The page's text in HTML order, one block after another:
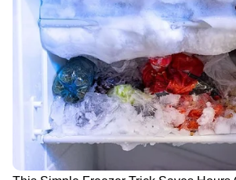
പിന്തുണച്ച ആർജെ ശാലിനി,
നാരായണൻ, ആന്റോ ജോസഫ് ,
പ്രഭാകർ, സനൽ, ഫഹദ് ഫാസിൽ
ഞാൻ നന്ദി പറയുന്നു. ഡോ.
എപ്പോഴും എനിക്ക്
കഥാപാത്രമാണ്. ഒരു 'മഹേഷ്
സിനിമയുടെ ഭാഗമാകാൻ
ഓഡിഷൻ ദിവസങ്ങൾ എനിക്ക്